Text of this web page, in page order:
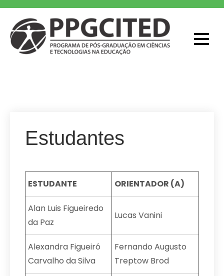
Skip
content
Estudantes
ESTUDANTE ORIENTADOR (A)
Alan Luis Figueiredo
da Paz
Lucas Vanini
Alexandra Figueiró
Carvalho da Silva
Fernando Augusto
Treptow Brod